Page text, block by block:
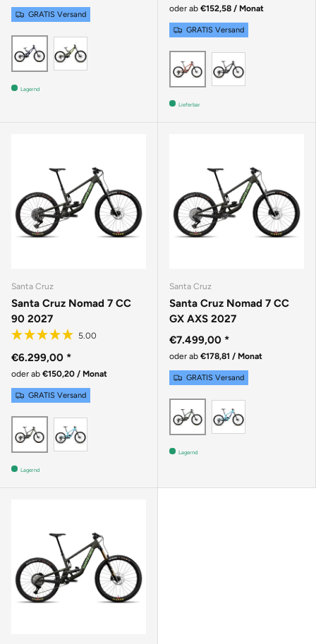
GRATIS Versand
GLOSS LIQUID BLUE
Lagernd
oder ab €152,58 / Monat
GRATIS Versand
GLOSS BRICK RED
Lieferbar
Santa Cruz
Santa Cruz Nomad 7 CC
90 2027
€6.299,00 *
oder ab €150,20 / Monat
GRATIS Versand
MATTE METALLIC EARTH
GLOSS AQUA MAGENTA
Lagernd
Santa Cruz
Santa Cruz Nomad 7 CC
GX AXS 2027
€7.499,00 *
oder ab €178,81 / Monat
GRATIS Versand
MATTE METALLIC
Lagernd